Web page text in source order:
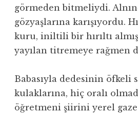
görmeden bitmeliydi.
gözyaşlarına karışıyordu.
kuru, iniltili bir hırıltı
yayılan titremeye rağmen
Babasıyla dedesinin öfkeli
kulaklarına, hiç oralı
öğretmeni şiirini yerel